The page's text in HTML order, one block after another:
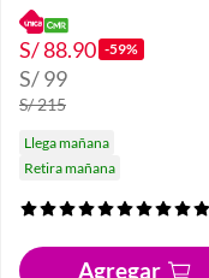
S/ 88.90 -59%
S/ 99
S/ 215
Llega mañana
Retira mañana
Agregar